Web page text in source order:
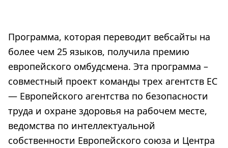
Программа, которая переводит вебсайты на
более чем 25 языков, получила премию
европейского омбудсмена. Эта программа –
совместный проект команды трех агентств ЕС
— Европейского агентства по безопасности
труда и охране здоровья на рабочем месте,
ведомства по интеллектуальной
собственности Европейского союза и Центра